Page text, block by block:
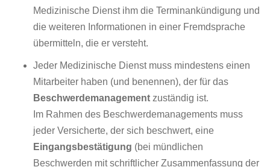
Medizinische Dienst ihm die Terminankündigung und
die weiteren Informationen in einer Fremdsprache
übermitteln, die er versteht.
Jeder Medizinische Dienst muss mindestens einen
Mitarbeiter haben (und benennen), der für das
Beschwerdemanagement zuständig ist.
Im Rahmen des Beschwerdemanagements muss
jeder Versicherte, der sich beschwert, eine
Eingangsbestätigung (bei mündlichen
Beschwerden mit schriftlicher Zusammenfassung der